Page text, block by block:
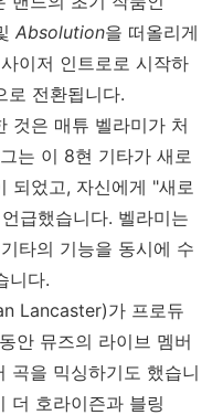
Absolution을 떠올리게
이저 인트로로 시작하
로 전환됩니다.
것은 매튜 벨라미가 처
그는 이 8현 기타가 새로
되었고, 자신에게 "새로
급했습니다. 벨라미는
타의 기능을 동시에 수
니다.
Lancaster)가 프로듀
안 뮤즈의 라이브 멤버
곡을 믹싱하기도 했습니
더 호라이즌과 블링